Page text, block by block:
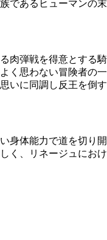
であるヒューマンの末
肉弾戦を得意とする騎
く思わない冒険者の一
いに同調し反王を倒す
身体能力で道を切り開
く、リネージュにおけ